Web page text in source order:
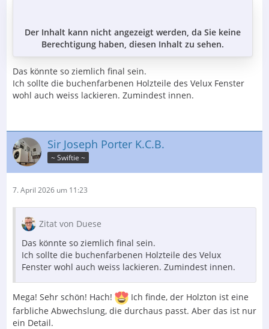
Der Inhalt kann nicht angezeigt werden, da Sie keine
Berechtigung haben, diesen Inhalt zu sehen.
Das könnte so ziemlich final sein.
Ich sollte die buchenfarbenen Holzteile des Velux Fenster
wohl auch weiss lackieren. Zumindest innen.
Sir Joseph Porter K.C.B.
~ Swiftie ~
7. April 2026 um 11:23
Zitat von Duese
Das könnte so ziemlich final sein.
Ich sollte die buchenfarbenen Holzteile des Velux
Fenster wohl auch weiss lackieren. Zumindest innen.
Mega! Sehr schön! Hach!
Ich finde, der Holzton ist eine
farbliche Abwechslung, die durchaus passt. Aber das ist nur
ein Detail.